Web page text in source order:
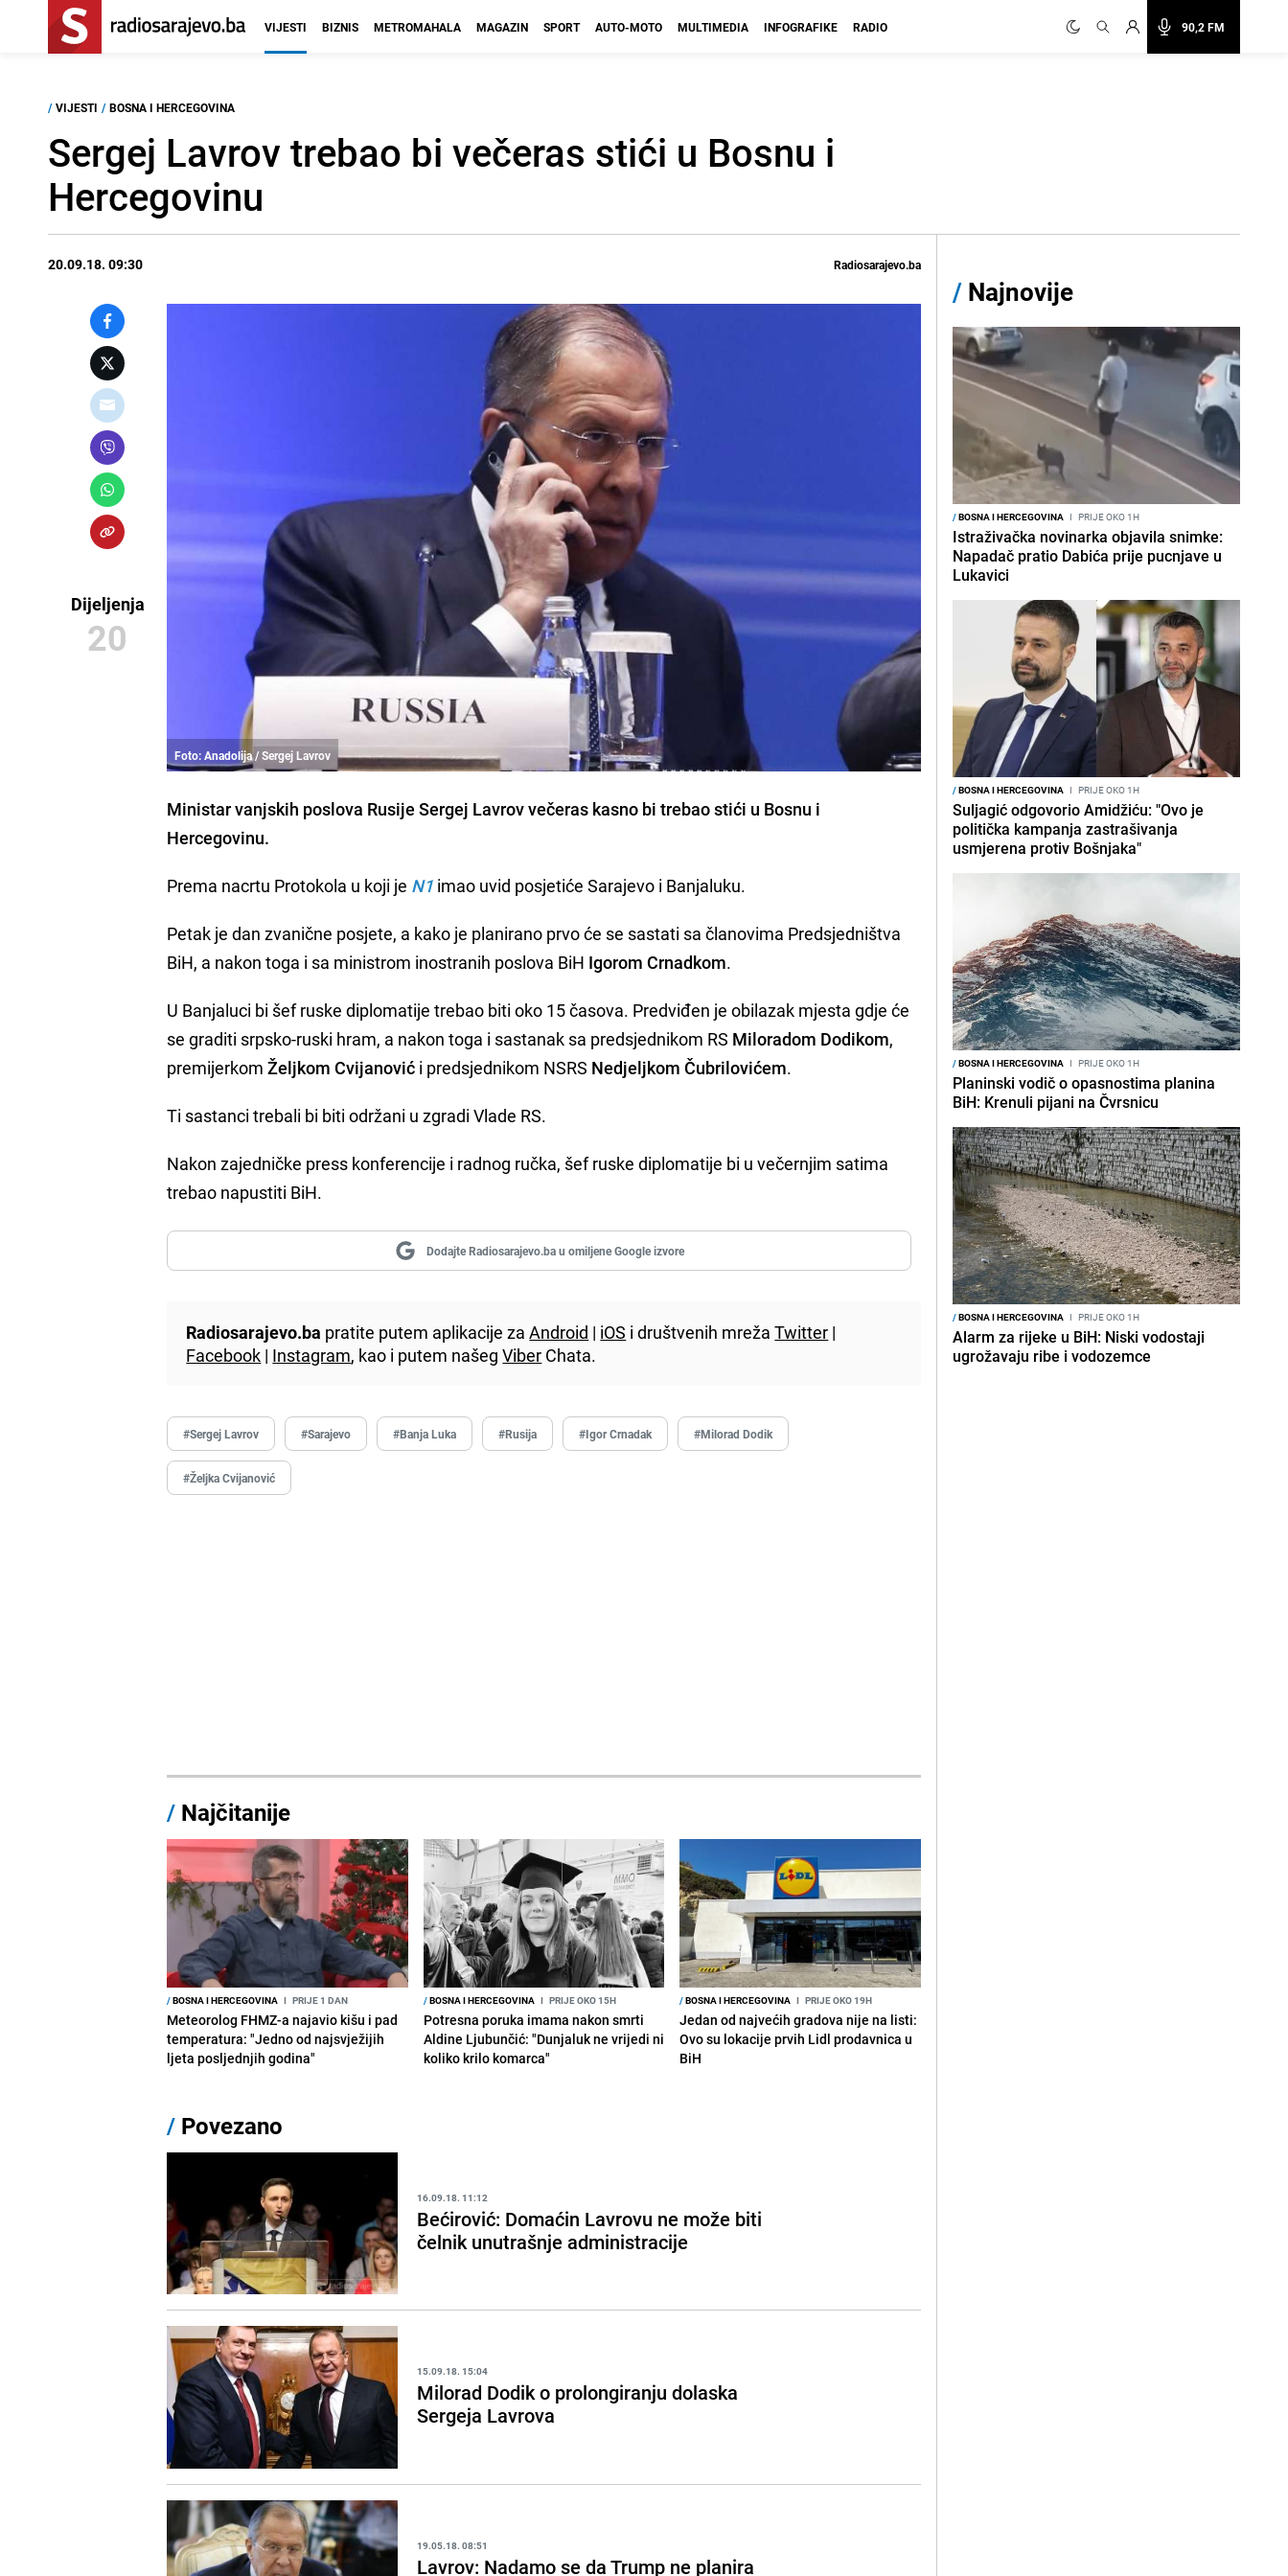
90,2 FM
VIJESTI BIZNIS METROMAHALA MAGAZIN SPORT AUTO-MOTO MULTIMEDIA INFOGRAFIKE RADIO
/ VIJESTI / BOSNA I HERCEGOVINA
Sergej Lavrov trebao bi večeras stići u Bosnu i
Hercegovinu
20.09.18. 09:30 Radiosarajevo.ba
Dijeljenja
20
Foto: Anadolija / Sergej Lavrov
Ministar vanjskih poslova RusijeSergej Lavrov večeras kasno bi trebao stići u Bosnu i
Hercegovinu.
Prema nacrtu Protokola u koji je N1 imao uvid posjetiće Sarajevo i Banjaluku.
Petak je dan zvanične posjete, a kako je planirano prvo će se sastati sa članovima Predsjedništva
BiH, a nakon toga i sa ministrom inostranih poslova BiH Igorom Crnadkom.
U Banjaluci bi šef ruske diplomatije trebao biti oko 15 časova. Predviđen je obilazak mjesta gdje će
se graditi srpsko-ruski hram, a nakon toga i sastanak sa predsjednikom RS Miloradom Dodikom,
premijerkomŽeljkom Cvijanović i predsjednikom NSRS Nedjeljkom Čubrilovićem.
Ti sastanci trebali bi biti održani u zgradi Vlade RS.
Nakon zajedničke press konferencije i radnog ručka, šef ruske diplomatije bi u večernjim satima
trebao napustiti BiH.
Dodajte Radiosarajevo.ba u omiljene Google izvore
Radiosarajevo.ba pratite putem aplikacije zaAndroid | iOS i društvenih mrežaTwitter |
Facebook | Instagram, kao i putem našegViber Chata.
#Sergej Lavrov #Sarajevo #Banja Luka #Rusija #Igor Crnadak #Milorad Dodik
#Željka Cvijanović
/ Najčitanije
/BOSNA I HERCEGOVINA I PRIJE 1 DAN
Meteorolog FHMZ-a najavio kišu i pad
temperatura: "Jedno od najsvježijih
ljeta posljednjih godina"
/BOSNA I HERCEGOVINA I PRIJE OKO 15H
Potresna poruka imama nakon smrti
Aldine Ljubunčić: "Dunjaluk ne vrijedi ni
koliko krilo komarca"
/BOSNA I HERCEGOVINA I PRIJE OKO 19H
Jedan od najvećih gradova nije na listi:
Ovo su lokacije prvih Lidl prodavnica u
BiH
/ Povezano
16.09.18. 11:12
Bećirović: Domaćin Lavrovu ne može biti
čelnik unutrašnje administracije
15.09.18. 15:04
Milorad Dodik o prolongiranju dolaska
Sergeja Lavrova
19.05.18. 08:51
Lavrov: Nadamo se da Trump ne planira
/ Najnovije
/BOSNA I HERCEGOVINA I PRIJE OKO 1H
Istraživačka novinarka objavila snimke:
Napadač pratio Dabića prije pucnjave u
Lukavici
/BOSNA I HERCEGOVINA I PRIJE OKO 1H
Suljagić odgovorio Amidžiću: "Ovo je
politička kampanja zastrašivanja
usmjerena protiv Bošnjaka"
/BOSNA I HERCEGOVINA I PRIJE OKO 1H
Planinski vodič o opasnostima planina
BiH: Krenuli pijani na Čvrsnicu
/BOSNA I HERCEGOVINA I PRIJE OKO 1H
Alarm za rijeke u BiH: Niski vodostaji
ugrožavaju ribe i vodozemce